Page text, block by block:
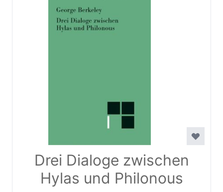
Drei Dialoge zwischen
Hylas und Philonous